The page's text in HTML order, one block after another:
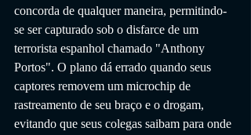
concorda de qualquer maneira, permitindo-
se ser capturado sob o disfarce de um
terrorista espanhol chamado "Anthony
Portos". O plano dá errado quando seus
captores removem um microchip de
rastreamento de seu braço e o drogam,
evitando que seus colegas saibam para onde